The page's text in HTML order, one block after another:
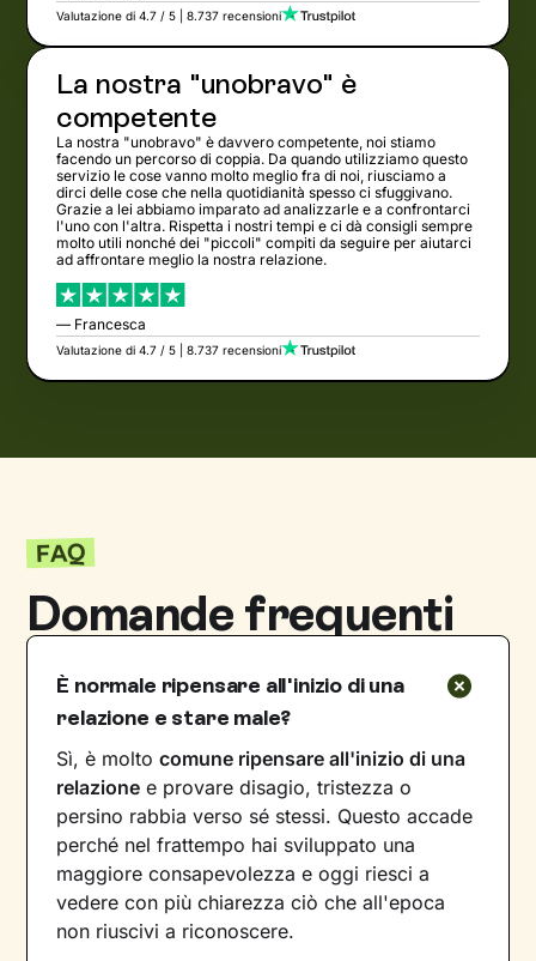
Valutazione di 4.7 / 5 | 8.737 recensioni
La nostra "unobravo" è
competente
La nostra "unobravo" è davvero competente, noi stiamo
facendo un percorso di coppia. Da quando utilizziamo questo
servizio le cose vanno molto meglio fra di noi, riusciamo a
dirci delle cose che nella quotidianità spesso ci sfuggivano.
Grazie a lei abbiamo imparato ad analizzarle e a confrontarci
l'uno con l'altra. Rispetta i nostri tempi e ci dà consigli sempre
molto utili nonché dei "piccoli" compiti da seguire per aiutarci
ad affrontare meglio la nostra relazione.
— Francesca
Valutazione di 4.7 / 5 | 8.737 recensioni
FAQ
Domande frequenti
È normale ripensare all'inizio di una
relazione e stare male?
Sì, è moltocomune ripensare all'inizio di una
relazione e provare disagio, tristezza o
persino rabbia verso sé stessi. Questo accade
perché nel frattempo hai sviluppato una
maggiore consapevolezza e oggi riesci a
vedere con più chiarezza ciò che all'epoca
non riuscivi a riconoscere.